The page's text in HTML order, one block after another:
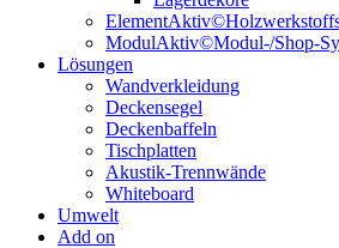
ModulAktiv©Modul-/Shop-
Lösungen
Wandverkleidung
Deckensegel
Deckenbaffeln
Tischplatten
Akustik-Trennwände
Whiteboard
Umwelt
Add on